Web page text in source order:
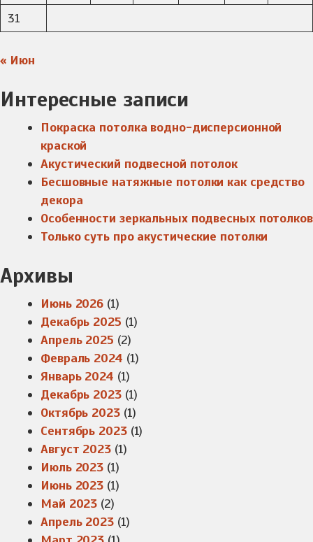
31
« Июн
Интересные записи
Покраска потолка водно-дисперсионной
краской
Акустический подвесной потолок
Бесшовные натяжные потолки как средство
декора
Особенности зеркальных подвесных потолков
Только суть про акустические потолки
Архивы
Июнь 2026 (1)
Декабрь 2025 (1)
Апрель 2025 (2)
Февраль 2024 (1)
Январь 2024 (1)
Декабрь 2023(1)
Октябрь 2023(1)
Сентябрь 2023(1)
Август 2023(1)
Июль 2023 (1)
Июнь 2023 (1)
Май 2023 (2)
Апрель 2023(1)